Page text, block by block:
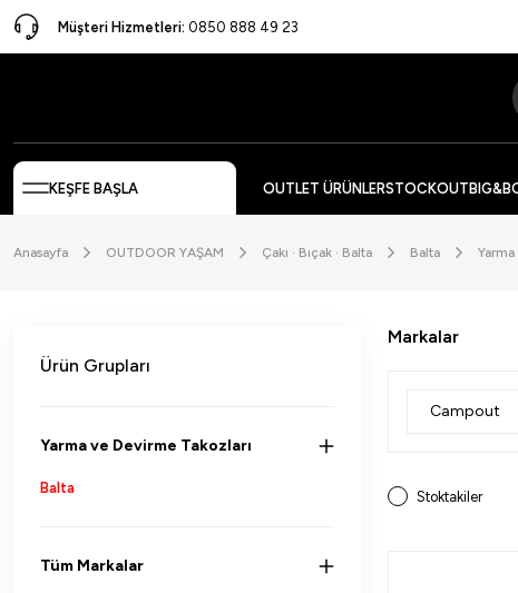
Müşteri Hizmetleri: 0850 888 49 23
KEŞFE BAŞLA OUTLET ÜRÜNLERSTOCKOUT
Anasayfa OUTDOOR YAŞAM Çakı · Bıçak · Balta Balta
Ürün Grupları
Yarma ve Devirme Takozları
Balta
Tüm Markalar
Markalar
Campout
Stoktakiler